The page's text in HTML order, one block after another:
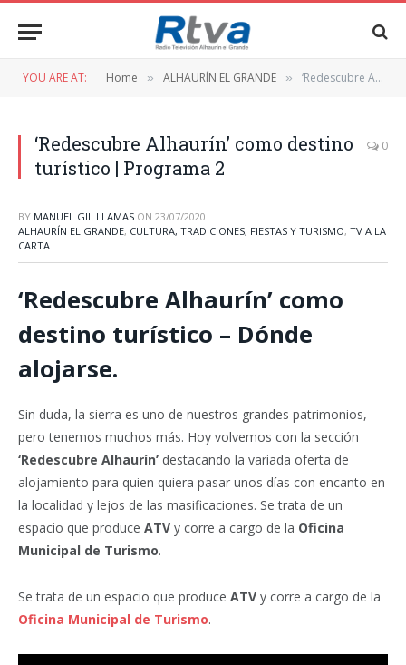
YOU ARE AT: Home » ALHAURÍN EL GRANDE » ‘Redescubre Alhaurín’ como destino turístico | Programa 2
‘Redescubre Alhaurín’ como destino
turístico | Programa 2
0
BY MANUEL GIL LLAMAS ON 23/07/2020
ALHAURÍN EL GRANDE, CULTURA, TRADICIONES, FIESTAS Y TURISMO, TV A LA
CARTA
‘Redescubre Alhaurín’ como
destino turístico – Dónde
alojarse.
Sin duda, la sierra es uno de nuestros grandes patrimonios,
pero tenemos muchos más. Hoy volvemos con la sección
‘Redescubre Alhaurín’ destacando la variada oferta de
alojamiento para quien quiera pasar unos días con encanto en
la localidad y lejos de las masificaciones. Se trata de un
espacio que produce ATV y corre a cargo de la Oficina
Municipal de Turismo.
Se trata de un espacio que produce ATV y corre a cargo de la
Oficina Municipal de Turismo.